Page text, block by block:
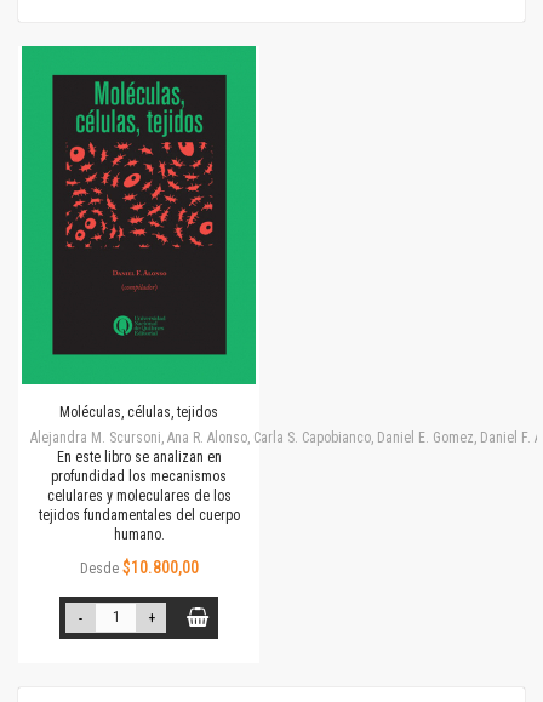
Moléculas, células, tejidos
Alejandra M. Scursoni, Ana R. Alonso, Carla S. Capobianco, Daniel E. Gomez, Daniel
En este libro se analizan en
profundidad los mecanismos
celulares y moleculares de los
tejidos fundamentales del cuerpo
humano.
Desde $10.800,00
- +